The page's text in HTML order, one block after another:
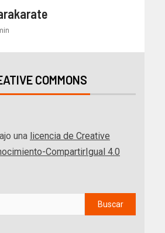
COMMONS
una licencia de Creative
CompartirIgual 4.0